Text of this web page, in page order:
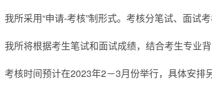
我所采用“申请-考核”制形式。考核分笔试、面试
我所将根据考生笔试和面试成绩，结合考生专业
考核时间预计在2023年2－3月份举行，具体安排